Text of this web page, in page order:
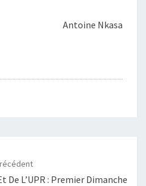
Antoine Nkasa
De L’UPR : Premier Dimanche